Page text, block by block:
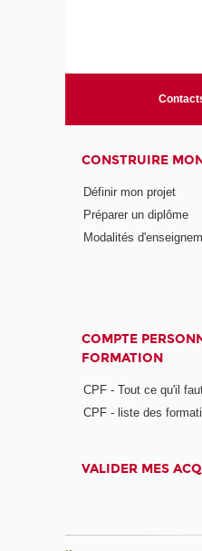
CONSTRUIRE
Définir mon projet
Préparer un diplôme
Modalités
COMPTE
FORMATION
CPF - Tout ce qu'il
CPF - liste des
VALIDER MES